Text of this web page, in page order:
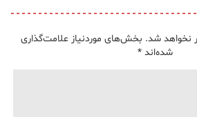
نخواهد شد. بخش‌های موردنیاز علامت‌گذاری
شده‌اند*